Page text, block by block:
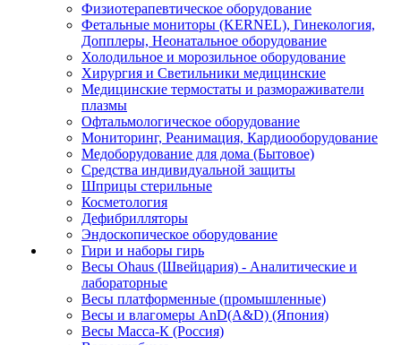
Физиотерапевтическое оборудование
Фетальные мониторы (KERNEL), Гинекология,
Допплеры, Неонатальное оборудование
Холодильное и морозильное оборудование
Хирургия и Светильники медицинские
Медицинские термостаты и размораживатели
плазмы
Офтальмологическое оборудование
Мониторинг, Реанимация, Кардиооборудование
Медоборудование для дома (Бытовое)
Средства индивидуальной защиты
Шприцы стерильные
Косметология
Дефибрилляторы
Эндоскопическое оборудование
Гири и наборы гирь
Весы Ohaus (Швейцария) - Аналитические и
лабораторные
Весы платформенные (промышленные)
Весы и влагомеры AnD(A&D) (Япония)
Весы Масса-К (Россия)